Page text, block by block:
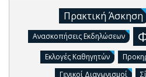
Πρακτική Άσκηση
Ανασκοπήσεις Εκδηλώσεων
Εκλογές Καθηγητών
Γενικοί Διαγωνισμοί